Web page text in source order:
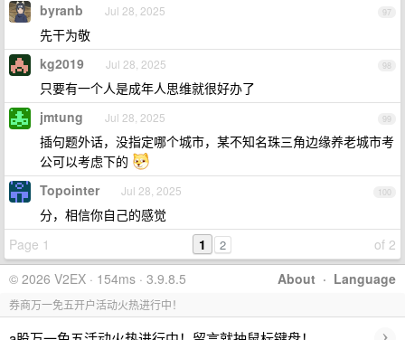
97
byranb Jul 28, 2025
先干为敬
98
kg2019 Jul 28, 2025
只要有一个人是成年人思维就很好办了
99
jmtung Jul 28, 2025
插句题外话，没指定哪个城市，某不知名珠三角边缘养老城市考
公可以考虑下的
100
Topointer Jul 28, 2025
分，相信你自己的感觉
Page 1
of 2
1 2
About · Language
© 2026 V2EX · 154ms · 3.9.8.5
券商万一免五开户活动火热进行中！